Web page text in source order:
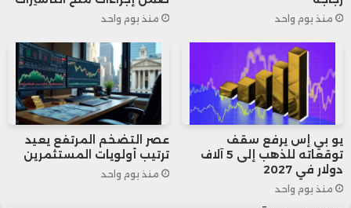
حيث تستمر الهدنة التجارية الهشة دون تحقيق
تقدم ملموس في القضايا الحساسة، مثل
استخدام الأرض النادرة للأغراض العسكرية، مما
يفاقم حالة عدم اليقين في الأسواق.
وفي السياق نفسه، أكد الرئيس الأمريكي دونالد
ترامب استعداده لاستئناف مفاوضات الرسوم
منذ يوم واحد منذ يوم واحد
يو بي إس يرفع سقف
توقعاته للذهب إلى 5 آلاف
دولار في 2027
منذ يوم واحد
عصر التضخم المرتفع يعيد
ترتيب أولويات المستثمرين
منذ يوم واحد